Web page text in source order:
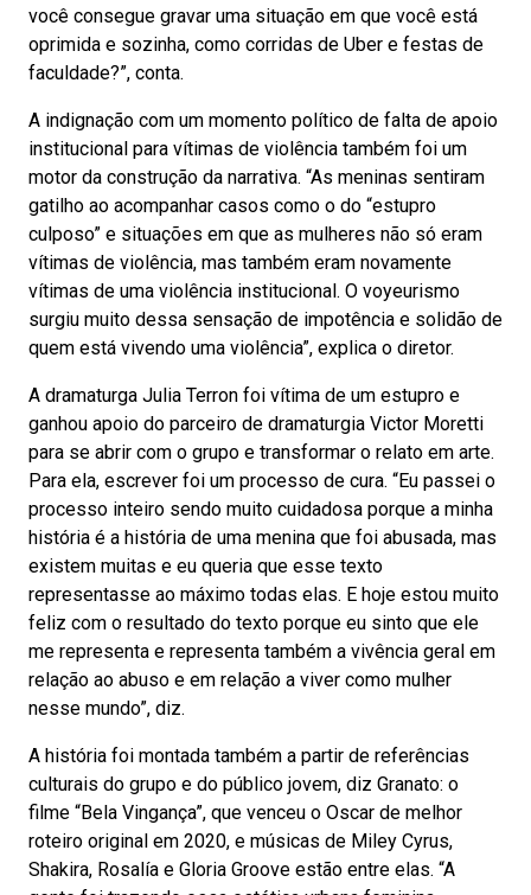
você consegue gravar uma situação em que você está
oprimida e sozinha, como corridas de Uber e festas de
faculdade?”, conta.
A indignação com um momento político de falta de apoio
institucional para vítimas de violência também foi um
motor da construção da narrativa. “As meninas sentiram
gatilho ao acompanhar casos como o do “estupro
culposo” e situações em que as mulheres não só eram
vítimas de violência, mas também eram novamente
vítimas de uma violência institucional. O voyeurismo
surgiu muito dessa sensação de impotência e solidão de
quem está vivendo uma violência”, explica o diretor.
A dramaturga Julia Terron foi vítima de um estupro e
ganhou apoio do parceiro de dramaturgia Victor Moretti
para se abrir com o grupo e transformar o relato em arte.
Para ela, escrever foi um processo de cura. “Eu passei o
processo inteiro sendo muito cuidadosa porque a minha
história é a história de uma menina que foi abusada, mas
existem muitas e eu queria que esse texto
representasse ao máximo todas elas. E hoje estou muito
feliz com o resultado do texto porque eu sinto que ele
me representa e representa também a vivência geral em
relação ao abuso e em relação a viver como mulher
nesse mundo”, diz.
A história foi montada também a partir de referências
culturais do grupo e do público jovem, diz Granato: o
filme “Bela Vingança”, que venceu o Oscar de melhor
roteiro original em 2020, e músicas de Miley Cyrus,
Shakira, Rosalía e Gloria Groove estão entre elas. “A